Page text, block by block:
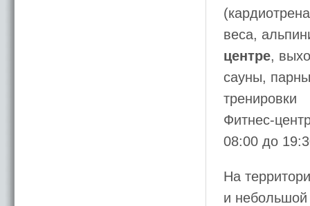
веса,
центре,
сауны,
тренировки
Фитнес-
08:00 до
На
и небольшой